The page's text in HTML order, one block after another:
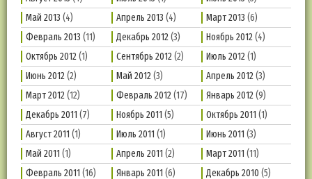
Май 2013 (4) Апрель 2013 (4) Март 2013 (6)
Февраль 2013 (11) Декабрь 2012(3) Ноябрь 2012(4)
Октябрь 2012(1) Сентябрь 2012(2) Июль 2012(1)
Июнь 2012(2) Май 2012(3) Апрель 2012(3)
Март 2012(12) Февраль 2012(17) Январь 2012(9)
Декабрь 2011 (7) Ноябрь 2011 (5) Октябрь 2011 (1)
Август 2011 (1) Июль 2011 (1) Июнь 2011 (3)
Май 2011 (1) Апрель 2011 (2) Март 2011 (11)
Февраль 2011 (16) Январь 2011 (6) Декабрь 2010 (5)